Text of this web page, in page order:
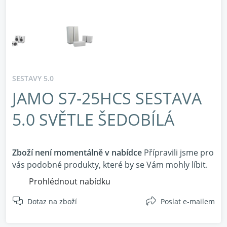
SESTAVY 5.0
JAMO S7-25HCS SESTAVA
5.0 SVĚTLE ŠEDOBÍLÁ
Zboží není momentálně v nabídce Přípravili jsme pro
vás podobné produkty, které by se Vám mohly líbit.
Prohlédnout nabídku
Dotaz na zboží Poslat e-mailem